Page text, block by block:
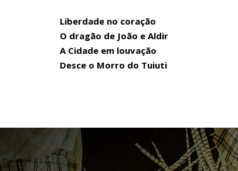
Liberdade no coração
O dragão de João e Aldir
A Cidade em louvação
Desce o Morro do Tuiuti